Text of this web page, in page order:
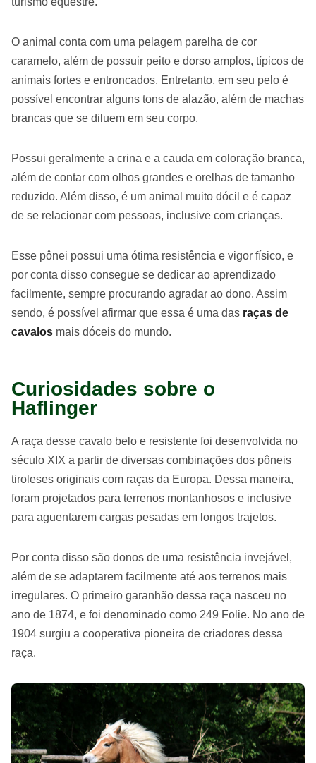
O animal conta com uma pelagem parelha de cor
caramelo, além de possuir peito e dorso amplos, típicos de
animais fortes e entroncados. Entretanto, em seu pelo é
possível encontrar alguns tons de alazão, além de machas
brancas que se diluem em seu corpo.
Possui geralmente a crina e a cauda em coloração branca,
além de contar com olhos grandes e orelhas de tamanho
reduzido. Além disso, é um animal muito dócil e é capaz
de se relacionar com pessoas, inclusive com crianças.
Esse pônei possui uma ótima resistência e vigor físico, e
por conta disso consegue se dedicar ao aprendizado
facilmente, sempre procurando agradar ao dono. Assim
sendo, é possível afirmar que essa é uma das raças de
cavalos mais dóceis do mundo.
Curiosidades sobre o
Haflinger
A raça desse cavalo belo e resistente foi desenvolvida no
século XIX a partir de diversas combinações dos pôneis
tiroleses originais com raças da Europa. Dessa maneira,
foram projetados para terrenos montanhosos e inclusive
para aguentarem cargas pesadas em longos trajetos.
Por conta disso são donos de uma resistência invejável,
além de se adaptarem facilmente até aos terrenos mais
irregulares. O primeiro garanhão dessa raça nasceu no
ano de 1874, e foi denominado como 249 Folie. No ano de
1904 surgiu a cooperativa pioneira de criadores dessa
raça.